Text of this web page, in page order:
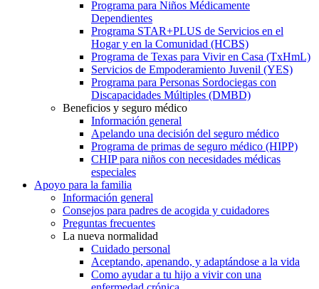
Programa para Niños Médicamente
Dependientes
Programa STAR+PLUS de Servicios en el
Hogar y en la Comunidad (HCBS)
Programa de Texas para Vivir en Casa (TxHmL)
Servicios de Empoderamiento Juvenil (YES)
Programa para Personas Sordociegas con
Discapacidades Múltiples (DMBD)
Beneficios y seguro médico
Información general
Apelando una decisión del seguro médico
Programa de primas de seguro médico (HIPP)
CHIP para niños con necesidades médicas
especiales
Apoyo para la familia
Información general
Consejos para padres de acogida y cuidadores
Preguntas frecuentes
La nueva normalidad
Cuidado personal
Aceptando, apenando, y adaptándose a la vida
Como ayudar a tu hijo a vivir con una